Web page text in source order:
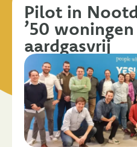
Pilot in
’50
aardgasvrij